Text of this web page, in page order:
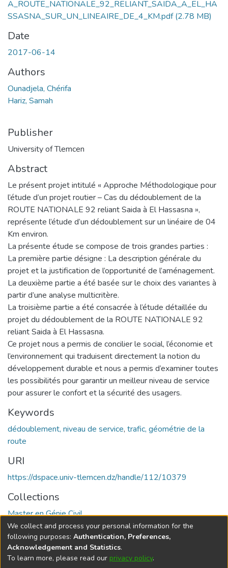
A_ROUTE_NATIONALE_92_RELIANT_SAIDA_A_EL_HA
SSASNA_SUR_UN_LINEAIRE_DE_4_KM.pdf(2.78 MB)
Date
2017-06-14
Authors
Ounadjela, Chérifa
Hariz, Samah
Publisher
University of Tlemcen
Abstract
Le présent projet intitulé « Approche Méthodologique pour
l’étude d’un projet routier – Cas du dédoublement de la
ROUTE NATIONALE 92 reliant Saida à El Hassasna »,
représente l’étude d’un dédoublement sur un linéaire de 04
Km environ.
La présente étude se compose de trois grandes parties :
La première partie désigne : La description générale du
projet et la justification de l’opportunité de l’aménagement.
La deuxième partie a été basée sur le choix des variantes à
partir d’une analyse multicritère.
La troisième partie a été consacrée à l’étude détaillée du
projet du dédoublement de la ROUTE NATIONALE 92
reliant Saida à El Hassasna.
Ce projet nous a permis de concilier le social, l’économie et
l’environnement qui traduisent directement la notion du
développement durable et nous a permis d’examiner toutes
les possibilités pour garantir un meilleur niveau de service
pour assurer le confort et la sécurité des usagers.
Keywords
dédoublement, niveau de service, trafic, géométrie de la
route
URI
https://dspace.univ-tlemcen.dz/handle/112/10379
Collections
Master en Génie Civil
Full item page
DSpace softwarecopyright © 2002-2026
We collect and process your personal information for the
following purposes: Authentication, Preferences,
Acknowledgement and Statistics.
To learn more, please read our privacy policy.